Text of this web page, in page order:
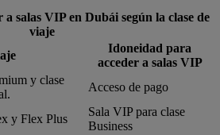
salas VIP en Dubái según la clase de
viaje
Idoneidad para
acceder a salas VIP
y clase
Acceso de pago
y Flex Plus
Sala VIP para clase
Business